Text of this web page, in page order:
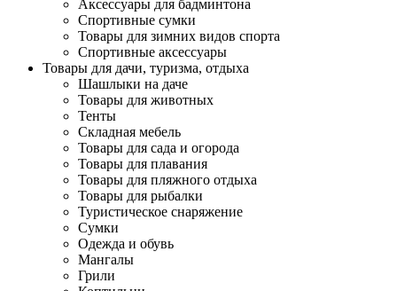
Аксессуары для бадминтона
Спортивные сумки
Товары для зимних видов спорта
Спортивные аксессуары
Товары для дачи, туризма, отдыха
Шашлыки на даче
Товары для животных
Тенты
Складная мебель
Товары для сада и огорода
Товары для плавания
Товары для пляжного отдыха
Товары для рыбалки
Туристическое снаряжение
Сумки
Одежда и обувь
Мангалы
Грили